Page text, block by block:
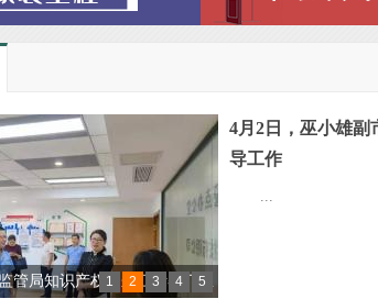
管局知识产权局来江考察门业
1 2 3 4 5
4月2日，巫小雄副
导工作